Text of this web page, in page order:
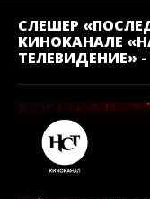
СЛЕШЕР
КИНОКАНАЛЕ
ТЕЛЕВИДЕНИЕ» -